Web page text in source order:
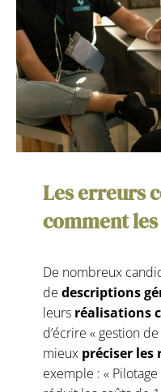
Les erreurs
comment
De nombreux
de descriptions
leurs réalisations
d’écrire « gestion
mieux préciser
exemple : «